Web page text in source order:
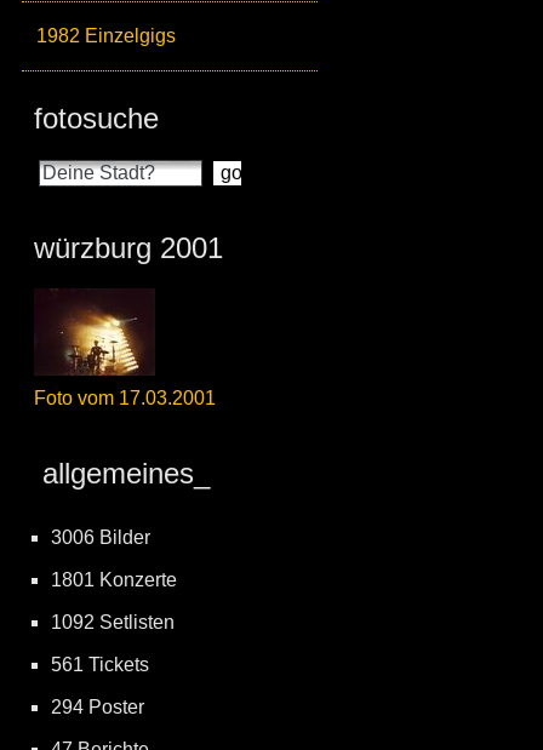
1982 Einzelgigs
fotosuche
würzburg 2001
Foto vom 17.03.2001
allgemeines_
3006 Bilder
1801 Konzerte
1092 Setlisten
561 Tickets
294 Poster